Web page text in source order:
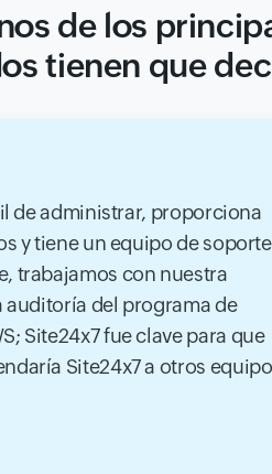
de los
tienen que
de administrar, proporciona
y tiene un equipo de soporte
trabajamos con nuestra
auditoría del programa de
Site24x7 fue clave para que
Site24x7 a otros